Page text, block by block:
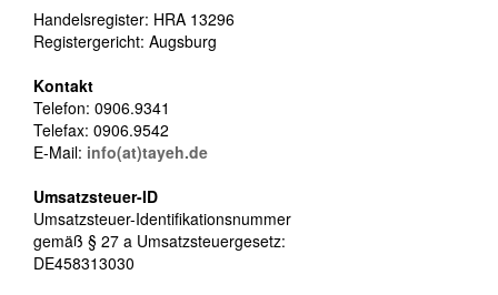
Handelsregister: HRA 13296
Registergericht: Augsburg
Kontakt
Telefon: 0906.9341
Telefax: 0906.9542
E-Mail: info(at)tayeh.de
Umsatzsteuer-ID
Umsatzsteuer-Identifikationsnummer
gemäß § 27 a Umsatzsteuergesetz:
DE458313030